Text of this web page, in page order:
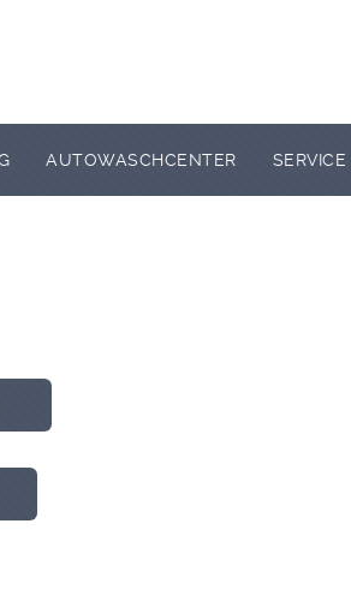
AUTOWASCHCENTER SERVICE